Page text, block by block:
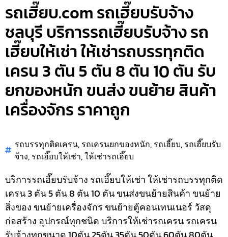
รถเฮี๊ยบ.com รถเฮี๊ยบรับจ้าง
ชลบุรี บริการรถเฮี๊ยบรับจ้าง รถ
เฮี๊ยบให้เช่า ให้เช่ารถบรรทุกติด
เครน 3 ตัน 5 ตัน 8 ตัน 10 ตัน รับ
ยกของหนัก ขนส่ง ขนย้าย สินค้า
เครื่องจักร ราคาถูก
รถบรรทุกติดเครน, รถเครนยกของหนัก, รถเฮี๊ยบ, รถเฮี๊ยบรับ
จ้าง, รถเฮี๊ยบให้เช่า,ให้เช่ารถเฮี๊ยบ
บริการรถเฮี๊ยบรับจ้าง รถเฮี๊ยบให้เช่า ให้เช่ารถบรรทุกติด
เครน 3 ตัน 5 ตัน 8 ตัน 10 ตัน ขนส่งขนย้ายสินค้า ขนย้าย
สิ่งของ ขนย้ายเครื่องจักร ขนย้ายตู้คอนเทนเนอร์ วัสดุ
ก่อสร้าง อุปกรณ์ทุกชนิดบริการให้เช่ารถเครน รถเครน